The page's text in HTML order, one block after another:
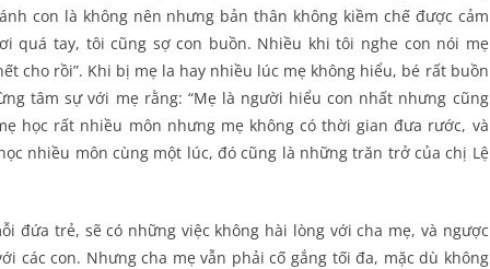
con là không nên nhưng bản thân không kiềm chế được cảm
quá tay, tôi cũng sợ con buồn. Nhiều khi tôi nghe con nói mẹ
cho rồi”. Khi bị mẹ la hay nhiều lúc mẹ không hiểu, bé rất buồn
tâm sự với mẹ rằng: “Mẹ là người hiểu con nhất nhưng cũng
học rất nhiều môn nhưng mẹ không có thời gian đưa rước, và
nhiều môn cùng một lúc, đó cũng là những trăn trở của chị Lệ
đứa trẻ, sẽ có những việc không hài lòng với cha mẹ, và ngược
các con. Nhưng cha mẹ vẫn phải cố gắng tối đa, mặc dù không